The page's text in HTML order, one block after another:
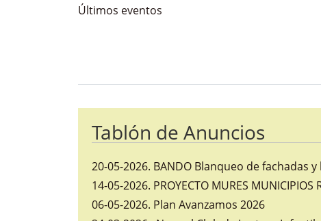
Últimos eventos
Tablón de Anuncios
20-05-2026. BANDO Blanqueo de fachadas
14-05-2026. PROYECTO MURES MUNICIPIOS
06-05-2026. Plan Avanzamos 2026